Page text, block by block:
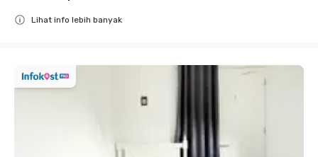
Lihat info lebih banyak